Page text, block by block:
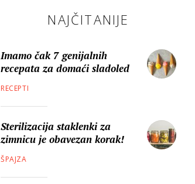
NAJČITANIJE
Imamo čak 7 genijalnih
recepata za domaći sladoled
RECEPTI
Sterilizacija staklenki za
zimnicu je obavezan korak!
ŠPAJZA